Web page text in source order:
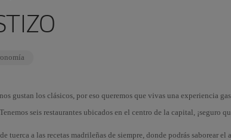
gustan los clásicos, por eso queremos que vivas una experiencia
seis restaurantes ubicados en el centro de la capital, ¡seguro
tuerca a las recetas madrileñas de siempre, donde podrás saborear